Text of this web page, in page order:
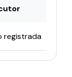
registrada